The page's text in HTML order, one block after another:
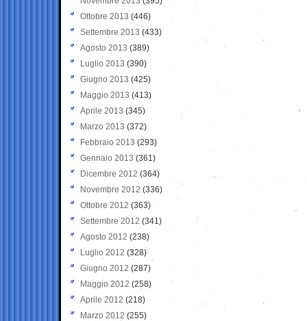
Ottobre 2013 (446)
Settembre 2013 (433)
Agosto 2013 (389)
Luglio 2013 (390)
Giugno 2013 (425)
Maggio 2013 (413)
Aprile 2013 (345)
Marzo 2013 (372)
Febbraio 2013 (293)
Gennaio 2013 (361)
Dicembre 2012 (364)
Novembre 2012 (336)
Ottobre 2012 (363)
Settembre 2012 (341)
Agosto 2012 (238)
Luglio 2012 (328)
Giugno 2012 (287)
Maggio 2012 (258)
Aprile 2012 (218)
Marzo 2012 (255)